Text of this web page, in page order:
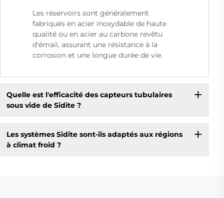
Les réservoirs sont généralement
fabriqués en acier inoxydable de haute
qualité ou en acier au carbone revêtu
d'émail, assurant une résistance à la
corrosion et une longue durée de vie.
Quelle est l'efficacité des capteurs tubulaires
sous vide de Sidite ?
Les systèmes Sidite sont-ils adaptés aux régions
à climat froid ?